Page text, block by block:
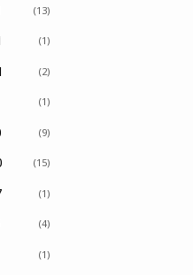
(13)
(1)
(2)
(1)
(9)
(15)
(1)
(4)
(1)